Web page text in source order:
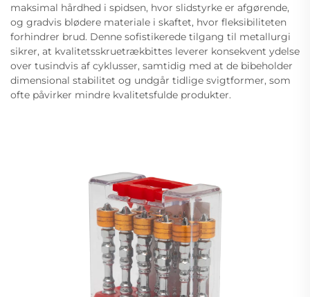
maksimal hårdhed i spidsen, hvor slidstyrke er afgørende,
og gradvis blødere materiale i skaftet, hvor fleksibiliteten
forhindrer brud. Denne sofistikerede tilgang til metallurgi
sikrer, at kvalitetsskruetrækbittes leverer konsekvent ydelse
over tusindvis af cyklusser, samtidig med at de bibeholder
dimensional stabilitet og undgår tidlige svigtformer, som
ofte påvirker mindre kvalitetsfulde produkter.